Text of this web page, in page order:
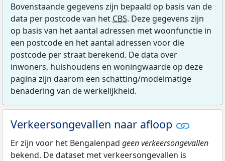
Bovenstaande gegevens zijn bepaald op basis van de
data per postcode van het CBS. Deze gegevens zijn
op basis van het aantal adressen met woonfunctie in
een postcode en het aantal adressen voor die
postcode per straat berekend. De data over
inwoners, huishoudens en woningwaarde op deze
pagina zijn daarom een schatting/modelmatige
benadering van de werkelijkheid.
Verkeersongevallen naar afloop
Er zijn voor het Bengalenpad geen verkeersongevallen
bekend. De dataset met verkeersongevallen is